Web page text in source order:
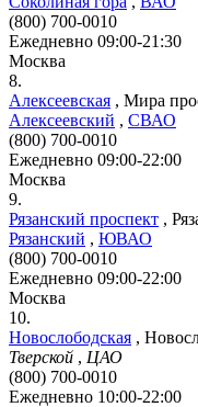
(800) 700-0010
Ежедневно 09:00-21:30
Москва
8.
Алексеевская , Мира
Алексеевский , СВАО
(800) 700-0010
Ежедневно 09:00-22:00
Москва
9.
Рязанский проспект ,
Рязанский , ЮВАО
(800) 700-0010
Ежедневно 09:00-22:00
Москва
10.
Новослободская ,
Тверской , ЦАО
(800) 700-0010
Ежедневно 10:00-22:00